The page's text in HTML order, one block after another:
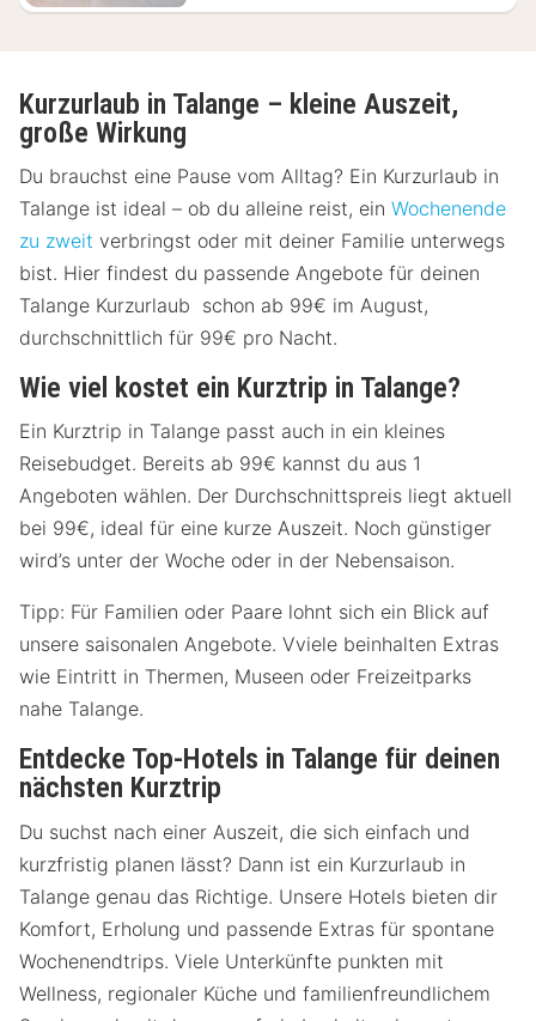
Kurzurlaub in Talange – kleine Auszeit,
große Wirkung
Du brauchst eine Pause vom Alltag? Ein Kurzurlaub in
Talange ist ideal – ob du alleine reist, ein Wochenende
zu zweit verbringst oder mit deiner Familie unterwegs
bist. Hier findest du passende Angebote für deinen
Talange Kurzurlaub schon ab 99€ im August,
durchschnittlich für 99€ pro Nacht.
Wie viel kostet ein Kurztrip in Talange?
Ein Kurztrip in Talange passt auch in ein kleines
Reisebudget. Bereits ab 99€ kannst du aus 1
Angeboten wählen. Der Durchschnittspreis liegt aktuell
bei 99€, ideal für eine kurze Auszeit. Noch günstiger
wird’s unter der Woche oder in der Nebensaison.
Tipp: Für Familien oder Paare lohnt sich ein Blick auf
unsere saisonalen Angebote. Vviele beinhalten Extras
wie Eintritt in Thermen, Museen oder Freizeitparks
nahe Talange.
Entdecke Top-Hotels in Talange für deinen
nächsten Kurztrip
Du suchst nach einer Auszeit, die sich einfach und
kurzfristig planen lässt? Dann ist ein Kurzurlaub in
Talange genau das Richtige. Unsere Hotels bieten dir
Komfort, Erholung und passende Extras für spontane
Wochenendtrips. Viele Unterkünfte punkten mit
Wellness, regionaler Küche und familienfreundlichem